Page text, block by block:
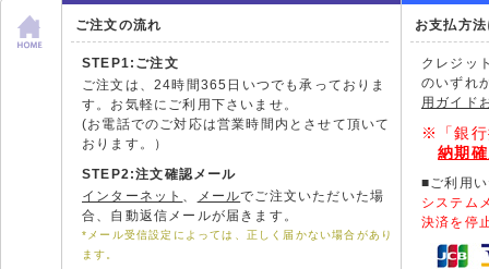
ご注文の流れ
STEP1:ご注文
ご注文は、24時間365日いつでも承っておりま
す。お気軽にご利用下さいませ。
(お電話でのご対応は営業時間内とさせて頂いて
おります。）
STEP2:注文確認メール
インターネット 、 メールでご注文いただいた場
合、自動返信メールが届きます。
*メール受信設定によっては、正しく届かない場合があり
ます。
お支払方
クレジッ
のいずれ
用ガイド
※「銀行
納期
■ご利用
システム
決済を停